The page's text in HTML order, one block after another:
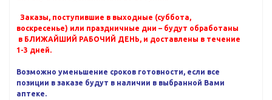
Заказы, поступившие в выходные (суббота,
воскресенье) или праздничные дни – будут обработаны
в БЛИЖАЙШИЙ РАБОЧИЙ ДЕНЬ, и доставлены в течение
1-3 дней.
Возможно уменьшение сроков готовности, если все
позиции в заказе будут в наличии в выбранной Вами
аптеке.